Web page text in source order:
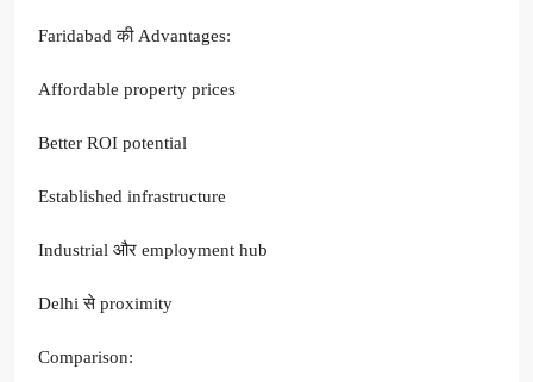
Faridabad की Advantages:
Affordable property prices
Better ROI potential
Established infrastructure
Industrial और employment hub
Delhi से proximity
Comparison: